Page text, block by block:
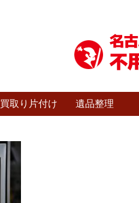
買取り片付け 遺品整理